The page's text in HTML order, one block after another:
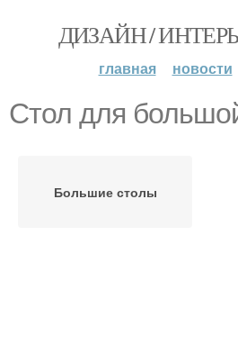
ДИЗАЙН /
главная новости
Стол для
Большие столы